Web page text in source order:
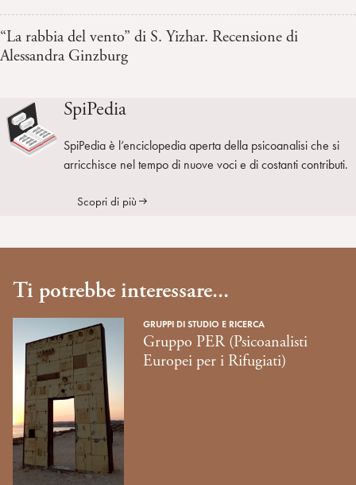
“La rabbia del vento” di S. Yizhar. Recensione di
Alessandra Ginzburg
SpiPedia
SpiPedia è l’enciclopedia aperta della psicoanalisi che si
arricchisce nel tempo di nuove voci e di costanti contributi.
Scopri di più
Ti potrebbe interessare...
GRUPPI DI STUDIO E RICERCA
Gruppo PER (Psicoanalisti
Europei per i Rifugiati)